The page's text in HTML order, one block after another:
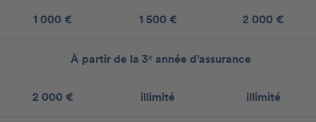
1 000 € 1 500 € 2 000 €
À partir de la 3ᵉ année d’assurance
2 000 € illimité illimité